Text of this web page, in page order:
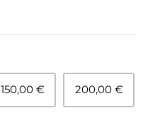
150,00 € 200,00 €